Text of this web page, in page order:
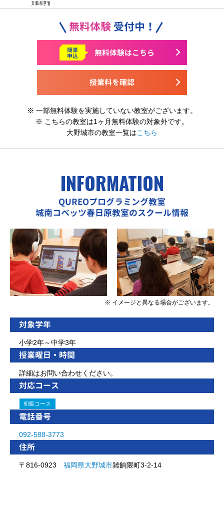
無料体験 受付中！
授業料を確認
簡単
申込 無料体験はこちら
※ 一部無料体験を実施していない教室がございます。
※ こちらの教室は1ヶ月無料体験の対象外です。
大野城市の教室一覧はこちら
INFORMATION
QUREOプログラミング教室
城南コベッツ春日原教室のスクール情報
※ イメージと異なる場合がございます。
対象学年
小学2年～中学3年
授業曜日・時間
詳細はお問い合わせください。
対応コース
初級コース
電話番号
092-588-3773
住所
〒816-0923 福岡県大野城市雑餉隈町3-2-14